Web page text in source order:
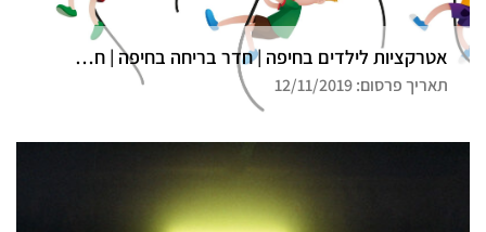
אטרקציות לילדים בחיפה | חדר בריחה בחיפה | חדר בריחה דרך המלך
תאריך פרסום: 12/11/2019